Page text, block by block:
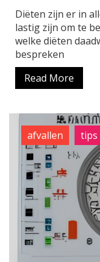
Diëten zijn er in
lastig zijn om te
welke diëten
bespreken
Read More
afvallen tips